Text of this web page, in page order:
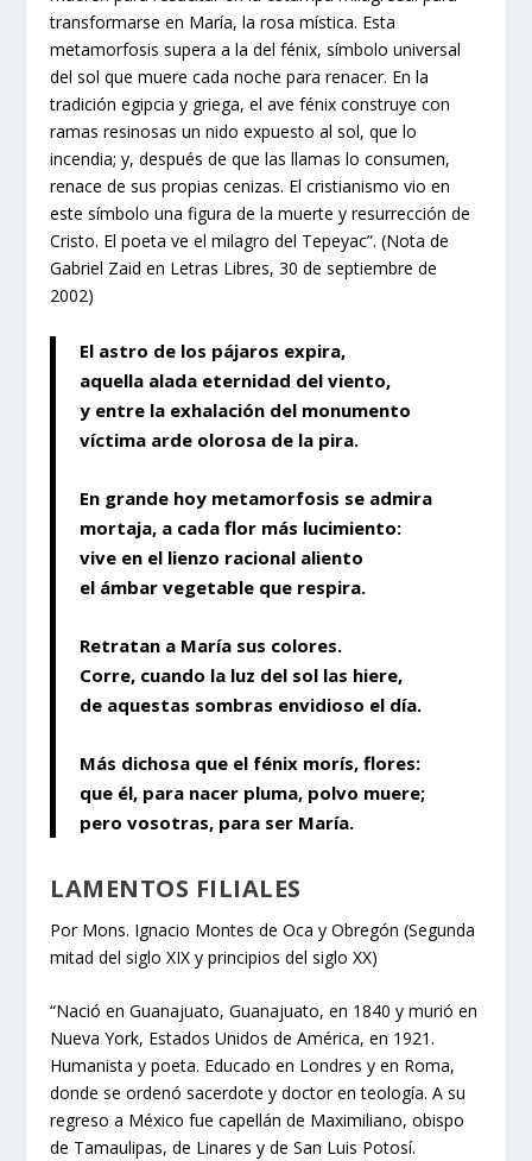
transformarse en María, la rosa mística. Esta
metamorfosis supera a la del fénix, símbolo universal
del sol que muere cada noche para renacer. En la
tradición egipcia y griega, el ave fénix construye con
ramas resinosas un nido expuesto al sol, que lo
incendia; y, después de que las llamas lo consumen,
renace de sus propias cenizas. El cristianismo vio en
este símbolo una figura de la muerte y resurrección de
Cristo. El poeta ve el milagro del Tepeyac”. (Nota de
Gabriel Zaid en Letras Libres, 30 de septiembre de
2002)
El astro de los pájaros expira,
aquella alada eternidad del viento,
y entre la exhalación del monumento
víctima arde olorosa de la pira.
En grande hoy metamorfosis se admira
mortaja, a cada flor más lucimiento:
vive en el lienzo racional aliento
el ámbar vegetable que respira.
Retratan a María sus colores.
Corre, cuando la luz del sol las hiere,
de aquestas sombras envidioso el día.
Más dichosa que el fénix morís, flores:
que él, para nacer pluma, polvo muere;
pero vosotras, para ser María.
LAMENTOS FILIALES
Por Mons. Ignacio Montes de Oca y Obregón (Segunda
mitad del siglo XIX y principios del siglo XX)
“Nació en Guanajuato, Guanajuato, en 1840 y murió en
Nueva York, Estados Unidos de América, en 1921.
Humanista y poeta. Educado en Londres y en Roma,
donde se ordenó sacerdote y doctor en teología. A su
regreso a México fue capellán de Maximiliano, obispo
de Tamaulipas, de Linares y de San Luis Potosí.